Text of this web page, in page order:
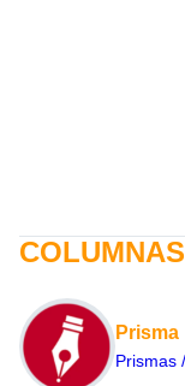
COLUMNAS
Prisma
Prismas